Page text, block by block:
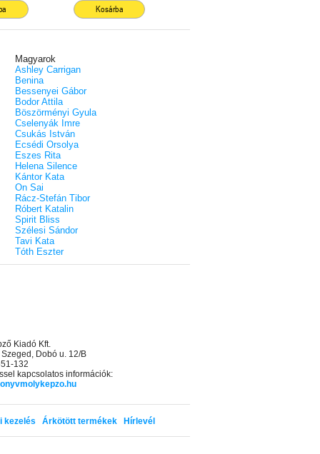
Kosárba
Magyarok
Ashley Carrigan
Benina
Bessenyei Gábor
Bodor Attila
Böszörményi Gyula
Cselenyák Imre
Csukás István
Ecsédi Orsolya
Eszes Rita
Helena Silence
Kántor Kata
On Sai
Rácz-Stefán Tibor
Róbert Katalin
Spirit Bliss
Szélesi Sándor
Tavi Kata
Tóth Eszter
Kiadó Kft.
Dobó u. 12/B
132
kapcsolatos információk:
kezelés Árkötött termékek Hírlevél